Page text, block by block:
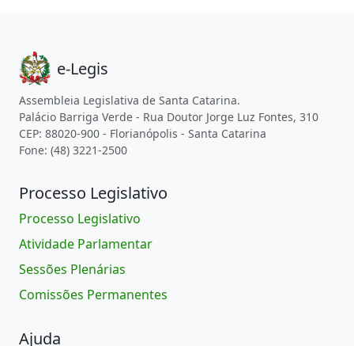
e-Legis
Assembleia Legislativa de Santa Catarina.
Palácio Barriga Verde - Rua Doutor Jorge Luz Fontes, 310
CEP: 88020-900 - Florianópolis - Santa Catarina
Fone: (48) 3221-2500
Processo Legislativo
Processo Legislativo
Atividade Parlamentar
Sessões Plenárias
Comissões Permanentes
Ajuda